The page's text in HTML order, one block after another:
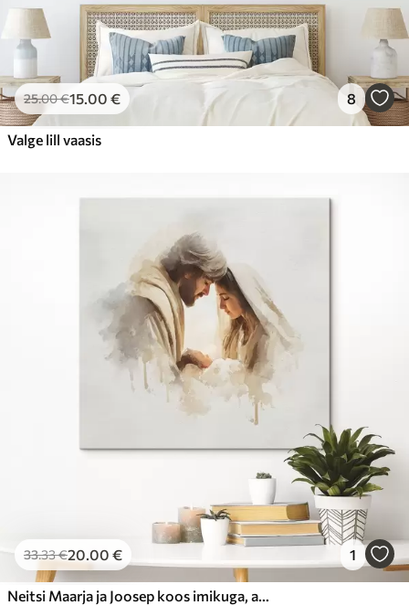
25.00€15.00 € 8
Valge lill vaasis
33.33€20.00 € 1
Neitsi Maarja ja Joosep koos imikuga, akvarellistiilis